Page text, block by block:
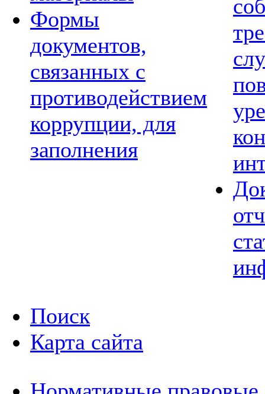
Формы
документов,
связанных с
противодействием
коррупции, для
заполнения
Поиск
Карта сайта